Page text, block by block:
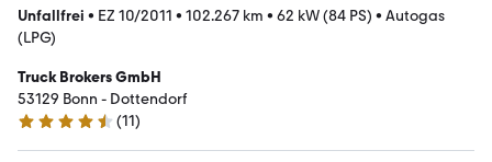
Unfallfrei • EZ 10/2011 • 102.267 km • 62 kW (84 PS) • Autogas
(LPG)
Truck Brokers GmbH
53129 Bonn - Dottendorf
4.7 Sterne
(11)